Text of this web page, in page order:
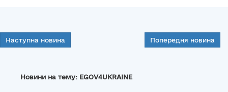
Наступна новина Попередня новина
Новини на тему: EGOV4UKRAINE